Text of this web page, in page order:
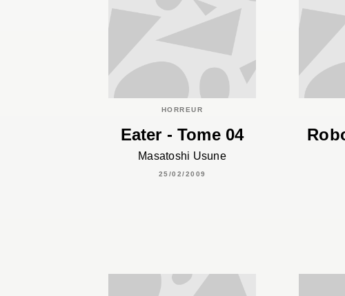
HORREUR
Eater - Tome 04
Masatoshi Usune
25/02/2009